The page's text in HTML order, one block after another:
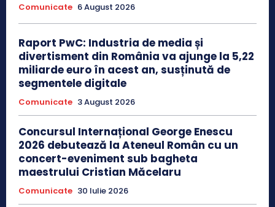
Comunicate 6 August 2026
Raport PwC: Industria de media și
divertisment din România va ajunge la 5,22
miliarde euro în acest an, susținută de
segmentele digitale
Comunicate 3 August 2026
Concursul Internațional George Enescu
2026 debutează la Ateneul Român cu un
concert-eveniment sub bagheta
maestrului Cristian Măcelaru
Comunicate 30 Iulie 2026